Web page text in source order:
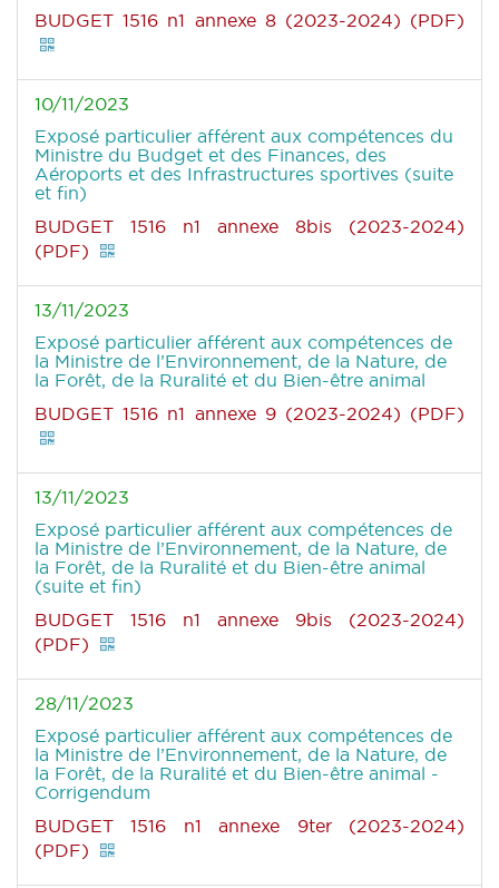
BUDGET 1516 n1 annexe 8 (2023-2024) (PDF)
10/11/2023
Exposé particulier afférent aux compétences du
Ministre du Budget et des Finances, des
Aéroports et des Infrastructures sportives (suite
et fin)
BUDGET 1516 n1 annexe 8bis (2023-2024)
(PDF)
13/11/2023
Exposé particulier afférent aux compétences de
la Ministre de l’Environnement, de la Nature, de
la Forêt, de la Ruralité et du Bien-être animal
BUDGET 1516 n1 annexe 9 (2023-2024) (PDF)
13/11/2023
Exposé particulier afférent aux compétences de
la Ministre de l’Environnement, de la Nature, de
la Forêt, de la Ruralité et du Bien-être animal
(suite et fin)
BUDGET 1516 n1 annexe 9bis (2023-2024)
(PDF)
28/11/2023
Exposé particulier afférent aux compétences de
la Ministre de l’Environnement, de la Nature, de
la Forêt, de la Ruralité et du Bien-être animal -
Corrigendum
BUDGET 1516 n1 annexe 9ter (2023-2024)
(PDF)